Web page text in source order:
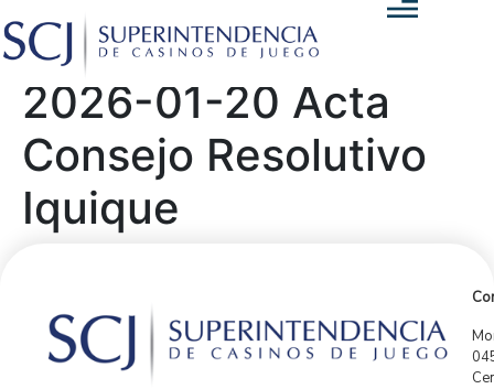
2026-01-20 Acta
Consejo Resolutivo
Iquique